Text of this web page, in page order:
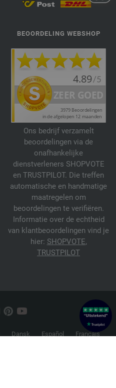
BEOORDELING WEBSHOP
Ons bedrijf verzamelt
beoordelingen via de
onafhankelijke
dienstverleners SHOPVOTE
en TRUSTPILOT. Die treffen
automatische en handmatige
maatregelen om
beoordelingen te verifiëren.
Informatie over de echtheid
van klantbeoordelingen vind je
hier: SHOPVOTE,
TRUSTPILOT
Dansk Español
Français